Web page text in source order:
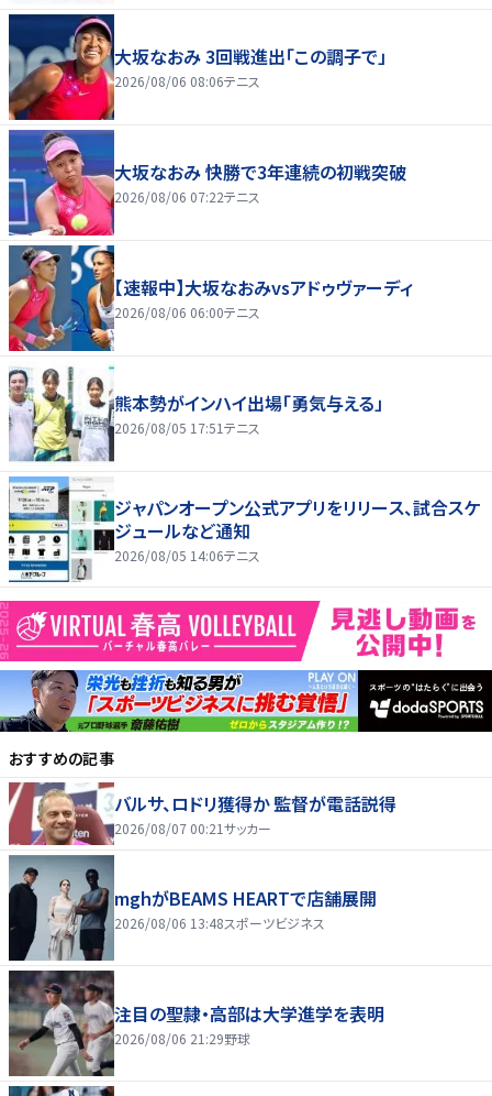
大坂なおみ 3回戦進出「この調子で」
2026/08/06 08:06テニス
大坂なおみ 快勝で3年連続の初戦突破
2026/08/06 07:22テニス
【速報中】大坂なおみvsアドゥヴァーディ
2026/08/06 06:00テニス
熊本勢がインハイ出場「勇気与える」
2026/08/05 17:51テニス
ジャパンオープン公式アプリをリリース、試合スケ
ジュールなど通知
2026/08/05 14:06テニス
おすすめの記事
バルサ、ロドリ獲得か 監督が電話説得
2026/08/07 00:21サッカー
mghがBEAMS HEARTで店舗展開
2026/08/06 13:48スポーツビジネス
注目の聖隷・高部は大学進学を表明
2026/08/06 21:29野球